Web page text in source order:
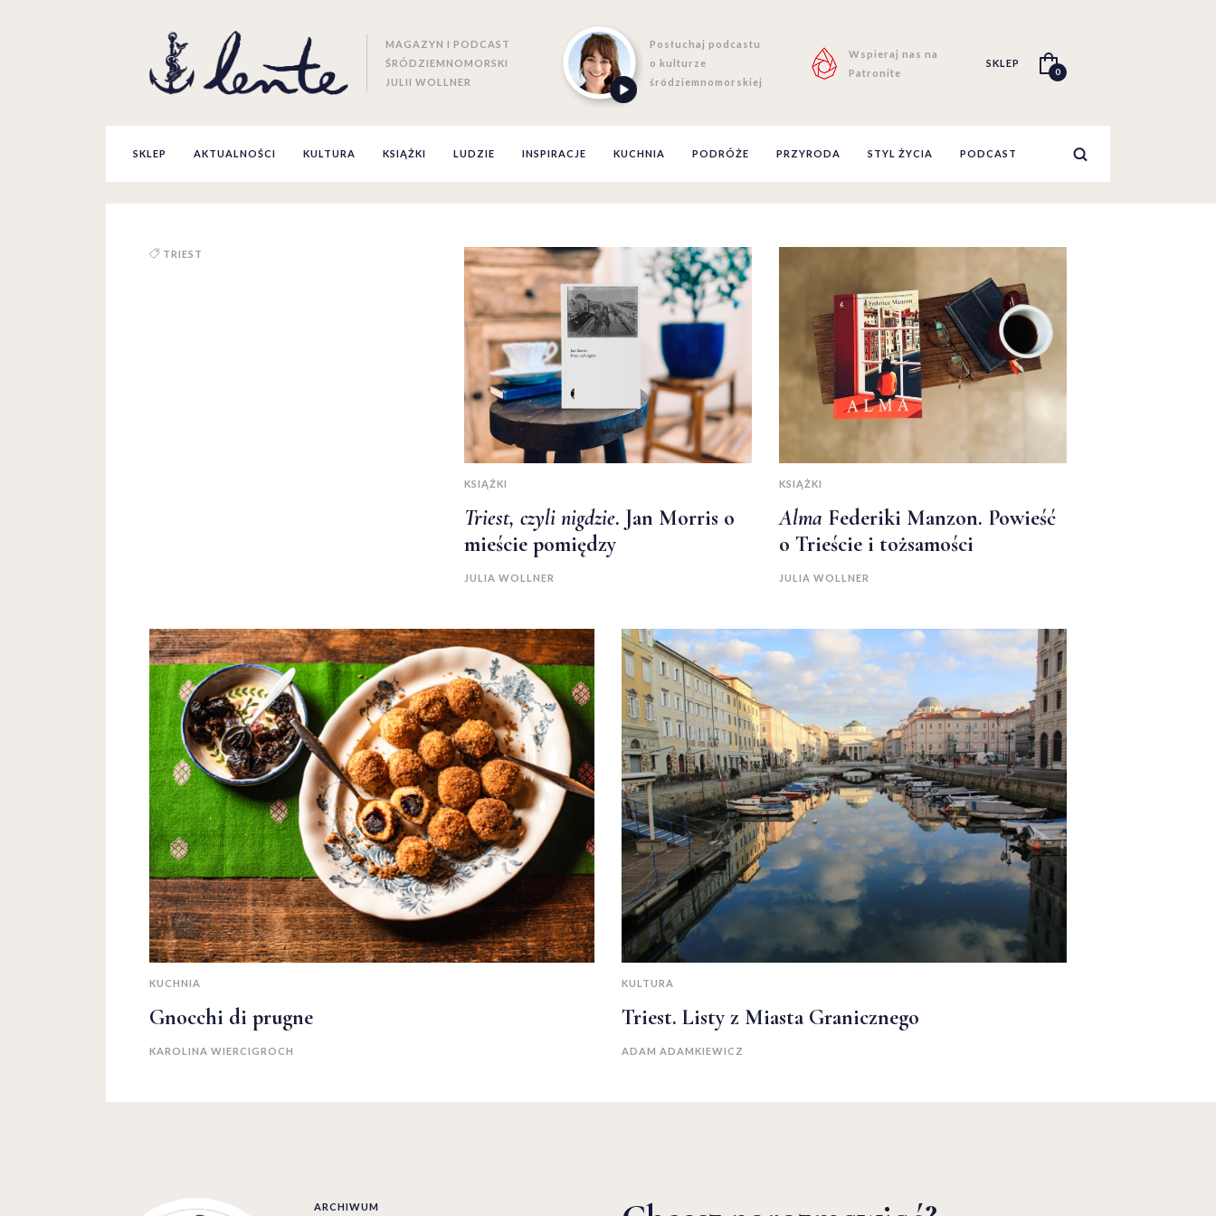
MAGAZYN I PODCAST
ŚRÓDZIEMNOMORSKI
JULII WOLLNER
Posłuchaj podcastu
o kulturze
śródziemnomorskiej
Wspieraj nas na
Patronite
SKLEP
0
SKLEP AKTUALNOŚCI KULTURA KSIĄŻKI LUDZIE INSPIRACJE KUCHNIA PODRÓŻE PRZYRODA STYL ŻYCIA PODCAST
TRIEST
KSIĄŻKI
Triest, czyli nigdzie. Jan Morris o
mieście pomiędzy
JULIA WOLLNER
KSIĄŻKI
Alma Federiki Manzon. Powieść
o Trieście i tożsamości
JULIA WOLLNER
KUCHNIA
Gnocchi di prugne
KAROLINA WIERCIGROCH
KULTURA
Triest. Listy z Miasta Granicznego
ADAM ADAMKIEWICZ
ARCHIWUM